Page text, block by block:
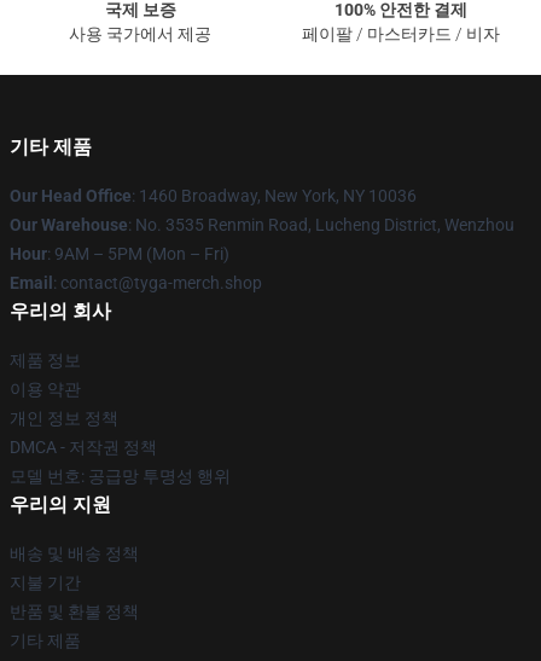
국제 보증
사용 국가에서 제공
100% 안전한 결제
페이팔 / 마스터카드 / 비자
기타 제품
Our Head Office: 1460 Broadway, New York, NY 10036
Our Warehouse: No. 3535 Renmin Road, Lucheng District, Wenzhou
Hour: 9AM – 5PM (Mon – Fri)
Email : contact@tyga-merch.shop
우리의 회사
제품 정보
이용 약관
개인 정보 정책
DMCA - 저작권 정책
모델 번호: 공급망 투명성 행위
우리의 지원
배송 및 배송 정책
지불 기간
반품 및 환불 정책
기타 제품